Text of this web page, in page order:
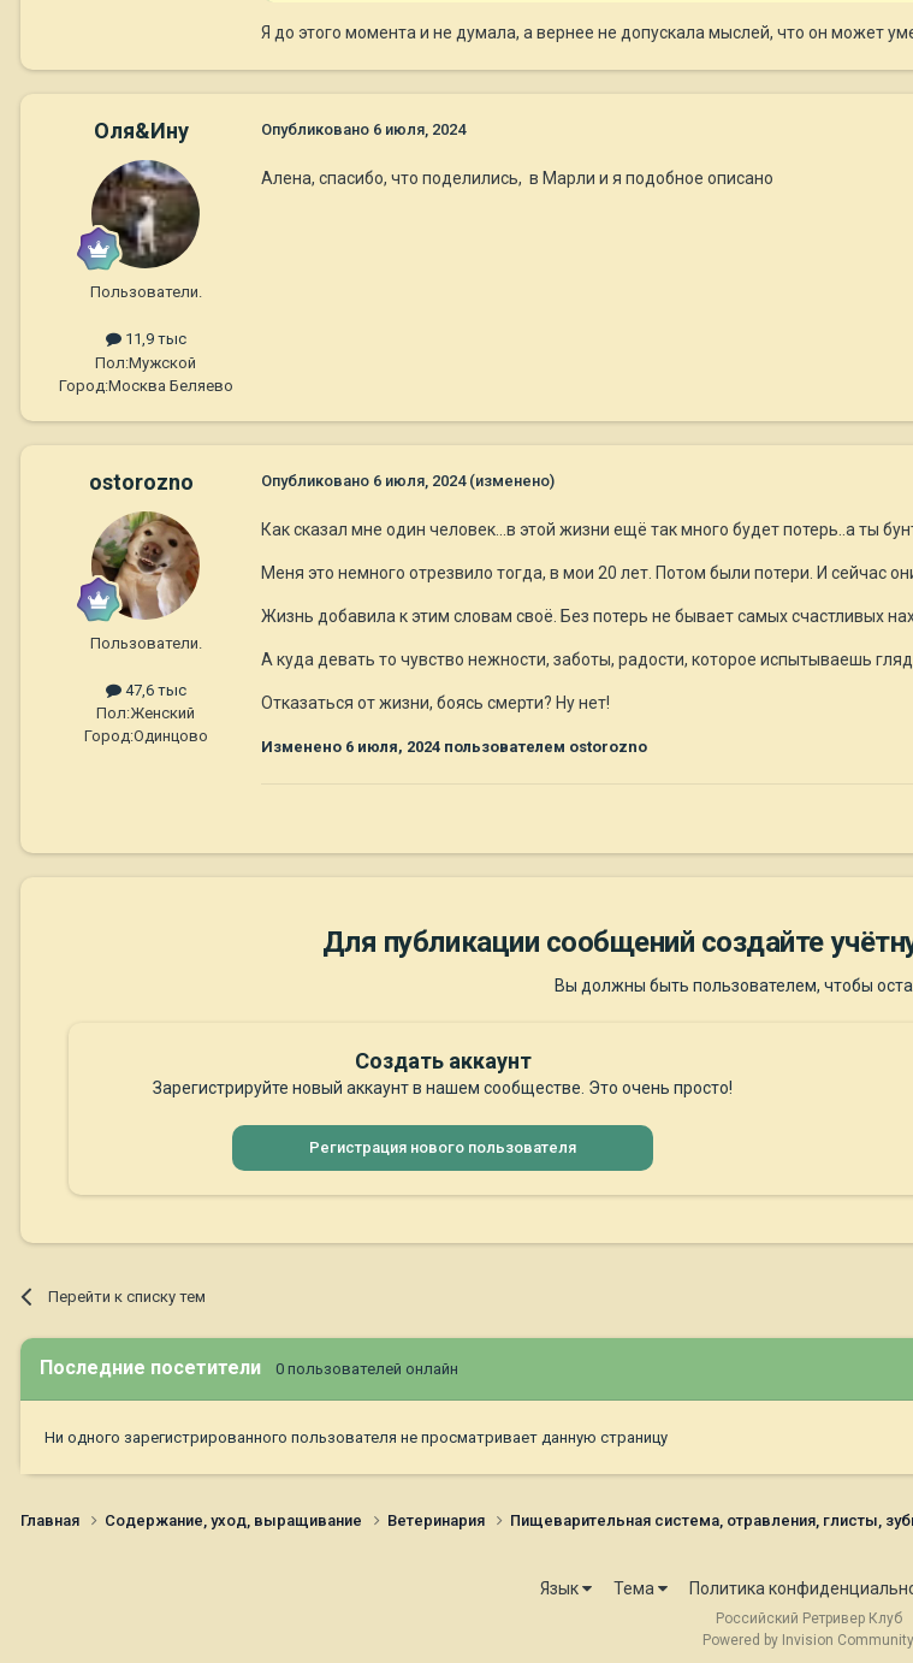
Я до этого момента и не думала, а вернее не допускала мыслей, что он может
Оля&Ину
Пользователи.
11,9 тыс
Пол:Мужской
Город:Москва Беляево
Опубликовано 6 июля, 2024
Алена, спасибо, что поделились, в Марли и я подобное описано
ostorozno
Пользователи.
47,6 тыс
Пол:Женский
Город:Одинцово
Опубликовано 6 июля, 2024 (изменено)
Как сказал мне один человек...в этой жизни ещё так много будет потерь..а ты
Меня это немного отрезвило тогда, в мои 20 лет. Потом были потери. И сейчас
Жизнь добавила к этим словам своё. Без потерь не бывает самых
А куда девать то чувство нежности, заботы, радости, которое испытываешь
Отказаться от жизни, боясь смерти? Ну нет!
Изменено 6 июля, 2024 пользователем ostorozno
Для публикации сообщений создайте
Вы должны быть пользователем, чтобы
Создать аккаунт
Зарегистрируйте новый аккаунт в нашем сообществе. Это очень просто!
Регистрация нового пользователя
Перейти к списку тем
Последние посетители 0 пользователей онлайн
Ни одного зарегистрированного пользователя не просматривает данную страницу
Главная Содержание, уход, выращивание Ветеринария Пищеварительная система, отравления, глисты,
Язык Тема Политика
Российский Ретривер Клуб
Powered by Invision Community